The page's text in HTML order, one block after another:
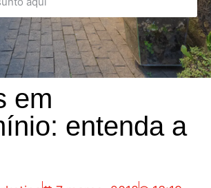
em
entenda a